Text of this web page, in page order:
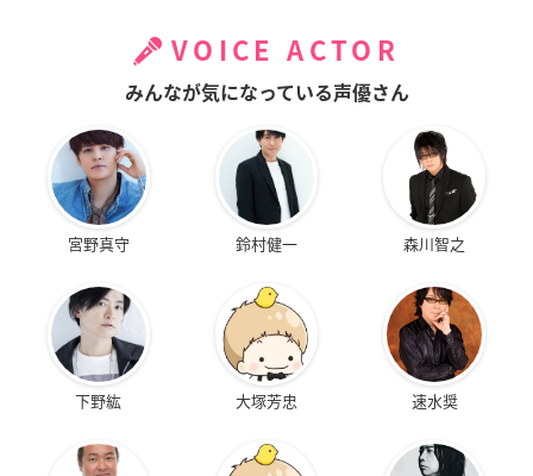
VOICE ACTOR
みんなが気になっている声優さん
宮野真守 鈴村健一 森川智之
下野紘 大塚芳忠 速水奨